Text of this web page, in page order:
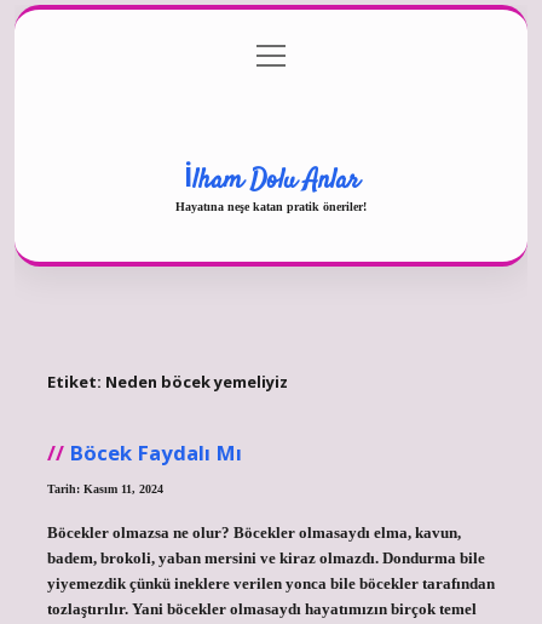
Gizlilik Politikası
menüyü
aç
İlham Dolu Anlar
Hayatına neşe katan pratik öneriler!
Etiket: Neden böcek yemeliyiz
Böcek Faydalı Mı
Tarih: Kasım 11, 2024
Böcekler olmazsa ne olur? Böcekler olmasaydı elma, kavun,
badem, brokoli, yaban mersini ve kiraz olmazdı. Dondurma bile
yiyemezdik çünkü ineklere verilen yonca bile böcekler tarafından
tozlaştırılır. Yani böcekler olmasaydı hayatımızın birçok temel